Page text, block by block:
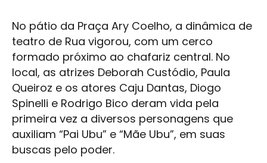
No pátio da Praça Ary Coelho, a dinâmica de
teatro de Rua vigorou, com um cerco
formado próximo ao chafariz central. No
local, as atrizes Deborah Custódio, Paula
Queiroz e os atores Caju Dantas, Diogo
Spinelli e Rodrigo Bico deram vida pela
primeira vez a diversos personagens que
auxiliam “Pai Ubu” e “Mãe Ubu”, em suas
buscas pelo poder.